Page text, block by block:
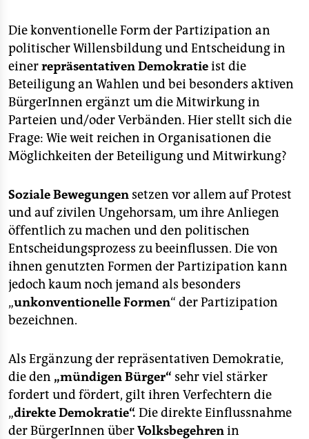
unterstützen
abo
genossenschaft
epaper login
Die konventionelle Form der Partizipation an
politischer Willensbildung und Entscheidung in
einerrepräsentativen Demokratieist die
Beteiligung an Wahlen und bei besonders aktiven
BürgerInnen ergänzt um die Mitwirkung in
Parteien und/oder Verbänden. Hier stellt sich die
Frage: Wie weit reichen in Organisationen die
Möglichkeiten der Beteiligung und Mitwirkung?
Soziale Bewegungen setzen vor allem auf Protest
und auf zivilen Ungehorsam, um ihre Anliegen
öffentlich zu machen und den politischen
Entscheidungsprozess zu beeinflussen. Die von
ihnen genutzten Formen der Partizipation kann
jedoch kaum noch jemand als besonders
„unkonventionelleFormen“ der Partizipation
bezeichnen.
Als Ergänzung der repräsentativen Demokratie,
die den „mündigen Bürger“ sehr viel stärker
fordert und fördert, gilt ihren Verfechtern die
„direkte Demokratie“. Die direkte Einflussnahme
der BürgerInnen überVolksbegehrenin